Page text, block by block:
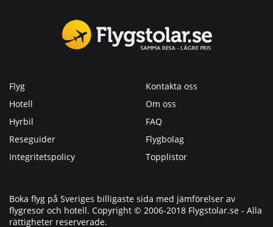
Flyg
Hotell
Hyrbil
Reseguider
Integritetspolicy
Kontakta oss
Om oss
FAQ
Flygbolag
Topplistor
Boka flyg på Sveriges billigaste sida med jämförelser av
flygresor och hotell. Copyright © 2006-2018 Flygstolar.se - Alla
rättigheter reserverade.